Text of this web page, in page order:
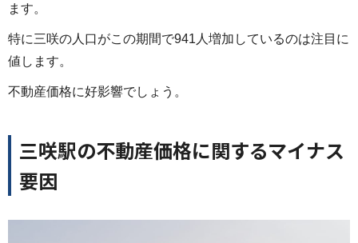
ます。
特に三咲の人口がこの期間で941人増加しているのは注目に
値します。
不動産価格に好影響でしょう。
三咲駅の不動産価格に関するマイナス
要因